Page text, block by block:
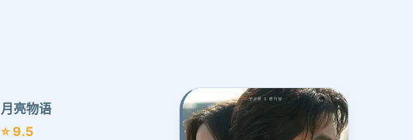
月亮物语
⭐ 9.5